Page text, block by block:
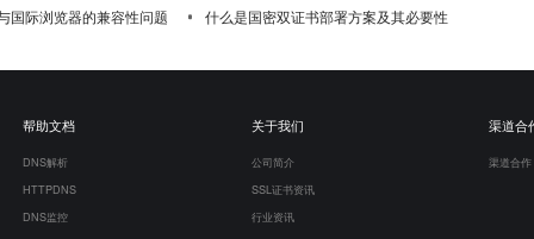
国际浏览器的兼容性问题
什么是国密双证书部署方案及其必要性
帮助文档
DNS解析
HTTPDNS
DNS监控
关于我们
公司简介
SSL证书资讯
行业资讯
渠道合
渠道合作